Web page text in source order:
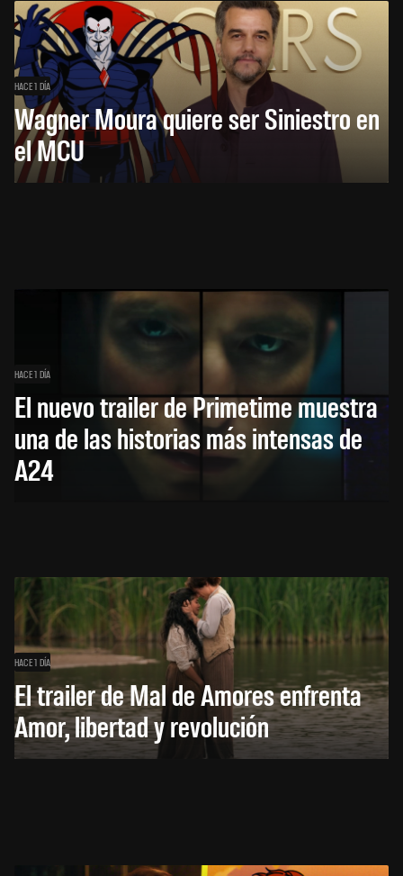
HACE 1 DÍA
Wagner Moura quiere ser Siniestro en
el MCU
HACE 1 DÍA
El nuevo trailer de Primetime muestra
una de las historias más intensas de
A24
HACE 1 DÍA
El trailer de Mal de Amores enfrenta
Amor, libertad y revolución